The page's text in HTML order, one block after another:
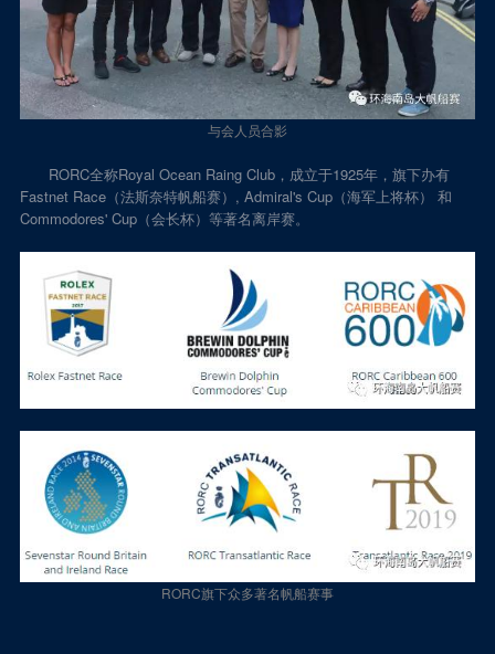
与会人员合影
RORC全称Royal Ocean Raing Club，成立于1925年，旗下办有
Fastnet Race（法斯奈特帆船赛）, Admiral's Cup（海军上将杯） 和
Commodores' Cup（会长杯）等著名离岸赛。
RORC旗下众多著名帆船赛事